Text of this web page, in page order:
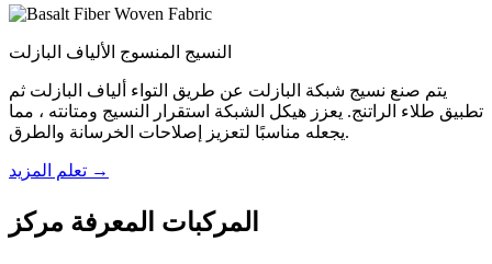
النسيج المنسوج الألياف البازلت
يتم صنع نسيج شبكة البازلت عن طريق التواء ألياف البازلت ثم
تطبيق طلاء الراتنج. يعزز هيكل الشبكة استقرار النسيج ومتانته ، مما
يجعله مناسبًا لتعزيز إصلاحات الخرسانة والطرق.
تعلم المزيد →
المركبات المعرفة مركز